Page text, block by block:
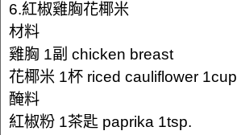
6.紅椒雞胸花椰米
材料
雞胸 1副 chicken breast
花椰米 1杯 riced cauliflower 1cup
醃料
紅椒粉 1茶匙 paprika 1tsp.